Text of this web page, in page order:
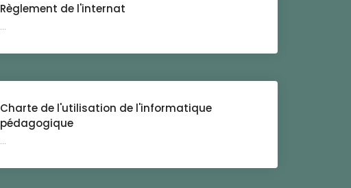
Règlement de l'internat
...
Charte de l'utilisation de l'informatique
pédagogique
...